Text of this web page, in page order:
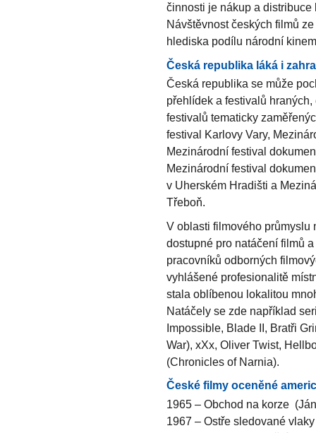
činnosti je nákup a
Návštěvnost českých filmů
hlediska podílu národní
Česká republika láká i
Česká republika se může
přehlídek a festivalů
festivalů tematicky
festival Karlovy Vary,
Mezinárodní festival
Mezinárodní festival
v Uherském Hradišti a
Třeboň.
V oblasti filmového
dostupné pro natáčení filmů
pracovníků odborných
vyhlášené profesionalitě
stala oblíbenou lokalitou
Natáčely se zde například
Impossible, Blade II, Bratři
War), xXx, Oliver Twist,
(Chronicles of Narnia).
České filmy oceněné
1965 – Obchod na korze
1967 – Ostře sledované